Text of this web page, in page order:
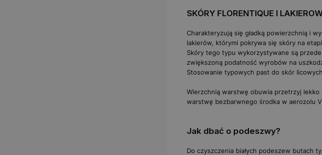
SKÓRY FLORENTIQUE I
Charakteryzują się gładką powierzchnią i
lakierów, którymi pokrywa się skóry na
Skóry tego typu wykorzystywane są
zwiększoną podatność wyrobów na
Stosowanie typowych past do skór
Wierzchnią warstwę obuwia przetrzyj
warstwę bezbarwnego środka w aerozolu
Jak dbać o podeszwy?
Do czyszczenia białych podeszew butach